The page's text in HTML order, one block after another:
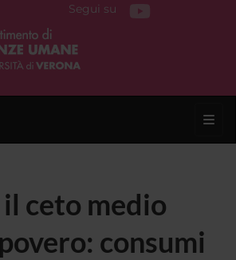
Segui su
ceto medio
consumi